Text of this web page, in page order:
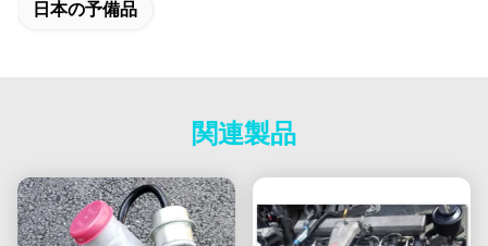
日本の予備品
関連製品